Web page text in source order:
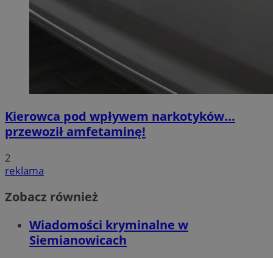
Kierowca pod wpływem narkotyków...
przewoził amfetaminę!
2
reklama
Zobacz również
Wiadomości kryminalne w
Siemianowicach